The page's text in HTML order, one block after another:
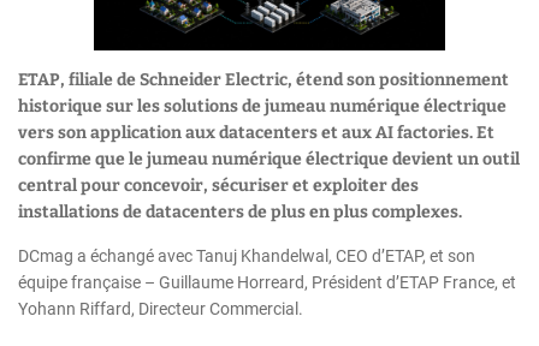
ETAP, filiale de Schneider Electric, étend son positionnement
historique sur les solutions de jumeau numérique électrique
vers son application aux datacenters et aux AI factories. Et
confirme que le jumeau numérique électrique devient un outil
central pour concevoir, sécuriser et exploiter des
installations de datacenters de plus en plus complexes.
DCmag a échangé avec Tanuj Khandelwal, CEO d’ETAP, et son
équipe française – Guillaume Horreard, Président d’ETAP France, et
Yohann Riffard, Directeur Commercial.